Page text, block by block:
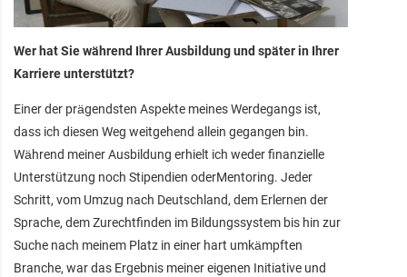
Wer hat Sie während Ihrer Ausbildung und später in Ihrer
Karriere unterstützt?
Einer der prägendsten Aspekte meines Werdegangs ist,
dass ich diesen Weg weitgehend allein gegangen bin.
Während meiner Ausbildung erhielt ich weder finanzielle
Unterstützung noch Stipendien oderMentoring. Jeder
Schritt, vom Umzug nach Deutschland, dem Erlernen der
Sprache, dem Zurechtfinden im Bildungssystem bis hin zur
Suche nach meinem Platz in einer hart umkämpften
Branche, war das Ergebnis meiner eigenen Initiative und